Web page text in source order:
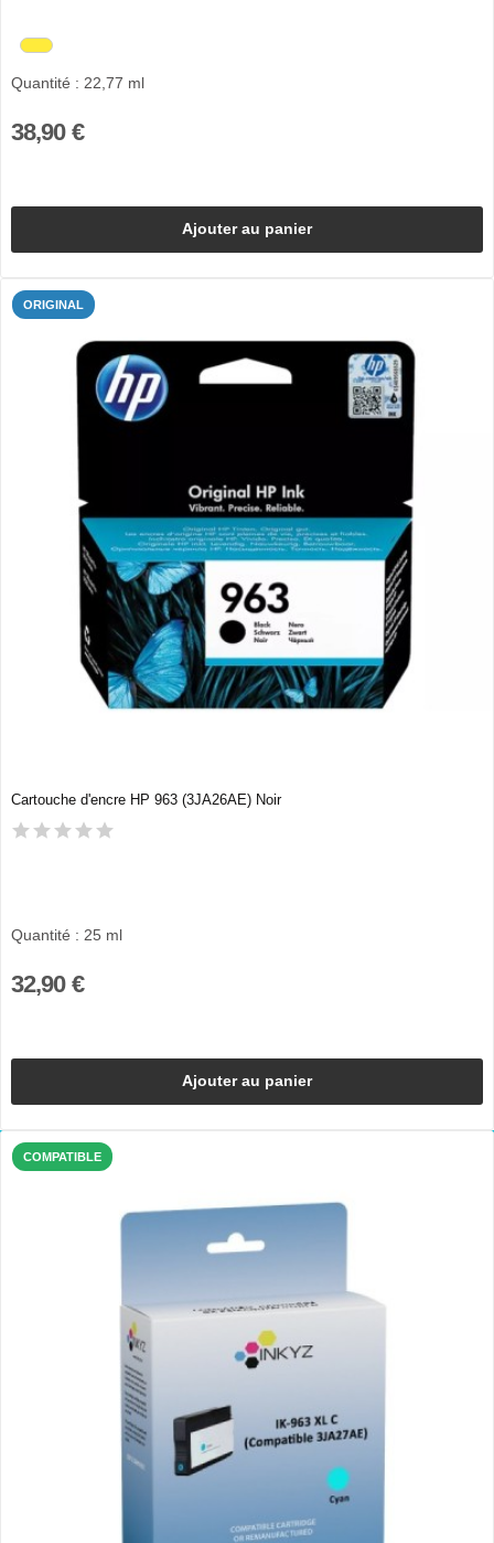
Quantité : 22,77 ml
38,90 €
Ajouter au panier
ORIGINAL
Cartouche d'encre HP 963 (3JA26AE) Noir
Quantité : 25 ml
32,90 €
Ajouter au panier
COMPATIBLE